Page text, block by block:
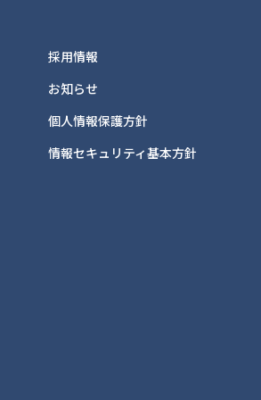
採用情報
お知らせ
個人情報保護方針
情報セキュリティ基本方針